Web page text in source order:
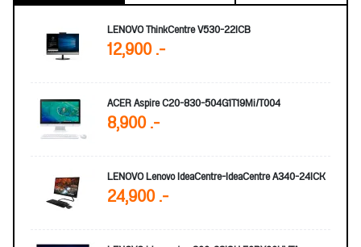
LENOVO ThinkCentre V530-22ICB
12,900 .-
ACER Aspire C20-830-504G1T19Mi/T004
8,900 .-
LENOVO Lenovo IdeaCentre-IdeaCentre A340-24ICK
24,900 .-